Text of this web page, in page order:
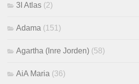
3I Atlas (2)
Adama (151)
Agartha (Inre Jorden) (58)
AiA Maria (36)